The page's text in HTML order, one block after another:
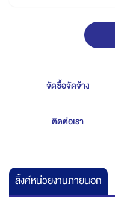
จัดซื้อจัดจ้าง
ติดต่อเรา
ลิ้งค์หน่วยงานภายนอก